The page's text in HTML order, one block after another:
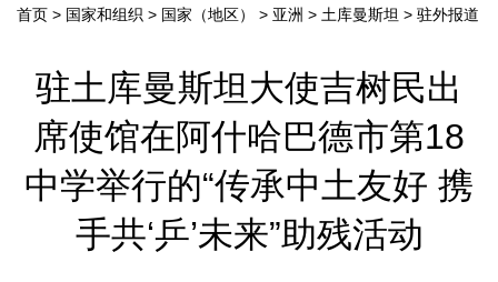
首页 > 国家和组织 > 国家（地区） > 亚洲 > 土库曼斯坦 > 驻外报道
驻土库曼斯坦大使吉树民出
席使馆在阿什哈巴德市第18
中学举行的“传承中土友好 携
手共‘乒’未来”助残活动